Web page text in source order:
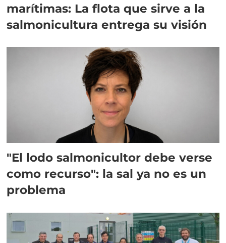
marítimas: La flota que sirve a la
salmonicultura entrega su visión
"El lodo salmonicultor debe verse
como recurso": la sal ya no es un
problema